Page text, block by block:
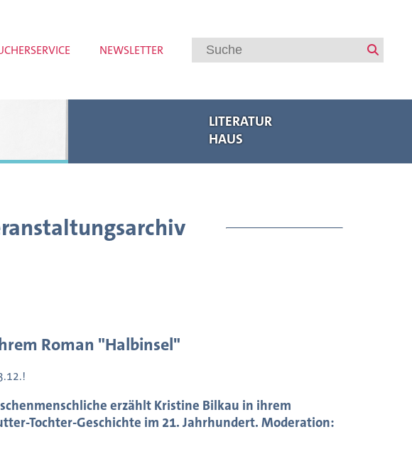
NEWSLETTER
LITERATUR
HAUS
Veranstaltungen
Autorenförderung
Roman "Halbinsel"
erzählt Kristine Bilkau in ihrem
Tochter-Geschichte im 21. Jahrhundert. Moderation: